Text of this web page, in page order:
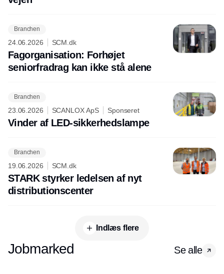
Branchen
24.06.2026 SCM.dk
Fagorganisation: Forhøjet
seniorfradrag kan ikke stå alene
Branchen
23.06.2026 SCANLOX ApS Sponseret
Vinder af LED-sikkerhedslampe
Branchen
19.06.2026 SCM.dk
STARK styrker ledelsen af nyt
distributionscenter
Indlæs flere
Jobmarked Se alle